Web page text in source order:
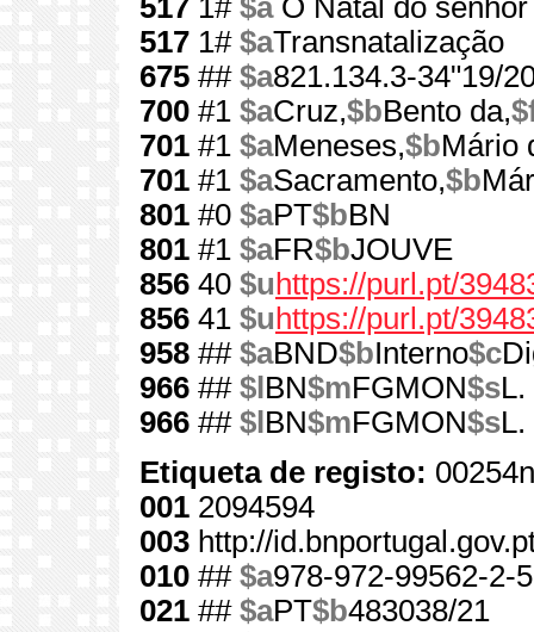
517 1# $aO Natal do
517 1# $aTransnatalização
675 ## $a821.134.3-34"19/
700 #1 $aCruz,$bBento da,
701 #1 $aMeneses,$bMário
701 #1 $aSacramento,$b
801 #0 $aPT$bBN
801 #1 $aFR$bJOUVE
856 40 $u https://purl.pt/
856 41 $u https://purl.pt/
958 ## $aBND$bInterno$c
966 ## $l BN$mFGMON$sL.
966 ## $l BN$mFGMON$sL.
Etiqueta de registo:
001 2094594
003 http://
010 ## $a978-972-99562-2-5
021 ## $aPT$b483038/21